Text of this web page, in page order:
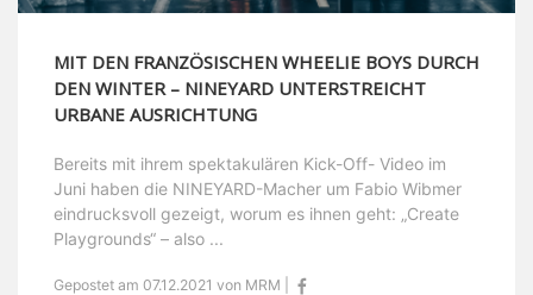
MIT DEN FRANZÖSISCHEN WHEELIE BOYS DURCH
DEN WINTER – NINEYARD UNTERSTREICHT
URBANE AUSRICHTUNG
Bereits mit ihrem spektakulären Kick-Off- Video im
Juni haben die NINEYARD-Macher um Fabio Wibmer
eindrucksvoll gezeigt, worum es ihnen geht: „Create
Playgrounds“ – also ...
Gepostet am 07.12.2021 von MRM |